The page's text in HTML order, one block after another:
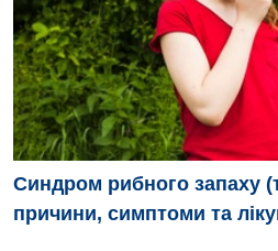
Синдром рибного запаху
причини, симптоми та